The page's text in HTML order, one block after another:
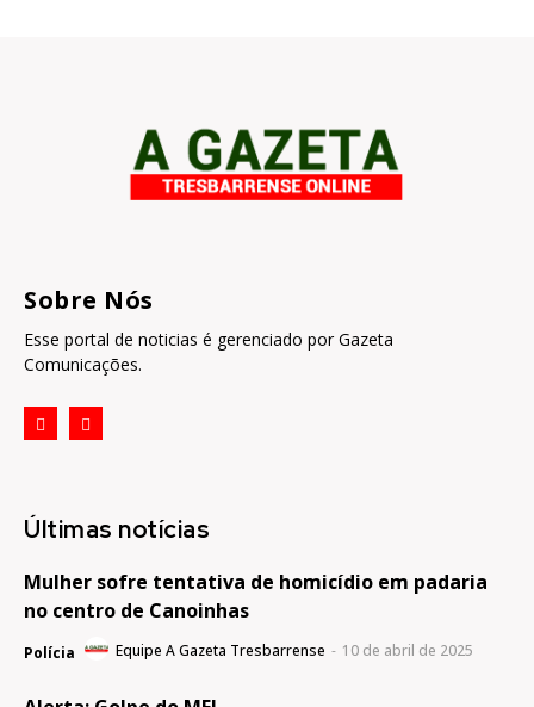
Sobre Nós
Esse portal de noticias é gerenciado por Gazeta
Comunicações.
Últimas notícias
Mulher sofre tentativa de homicídio em padaria
no centro de Canoinhas
Polícia Equipe A Gazeta Tresbarrense - 10 de abril de 2025